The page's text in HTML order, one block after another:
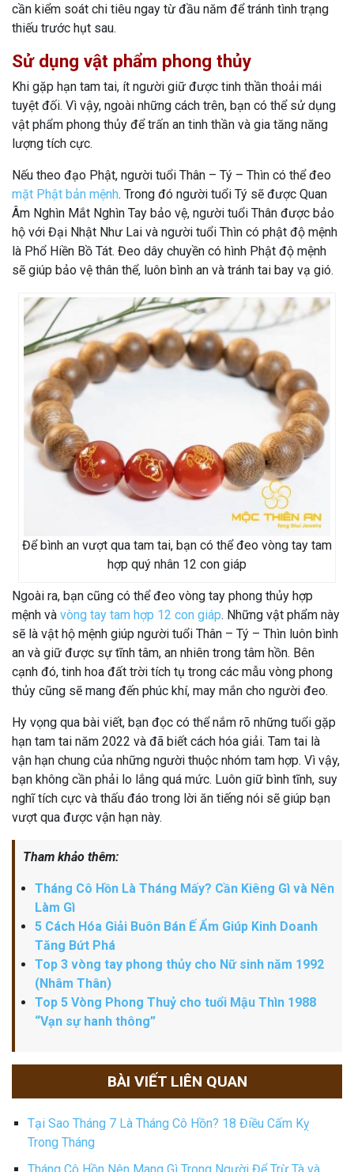
cần kiểm soát chi tiêu ngay từ đầu năm để tránh tình trạng
thiếu trước hụt sau.
Sử dụng vật phẩm phong thủy
Khi gặp hạn tam tai, ít người giữ được tinh thần thoải mái
tuyệt đối. Vì vậy, ngoài những cách trên, bạn có thể sử dụng
vật phẩm phong thủy để trấn an tinh thần và gia tăng năng
lượng tích cực.
Nếu theo đạo Phật, người tuổi Thân – Tý – Thìn có thể đeo
mặt Phật bản mệnh. Trong đó người tuổi Tý sẽ được Quan
Âm Nghìn Mắt Nghìn Tay bảo vệ, người tuổi Thân được bảo
hộ với Đại Nhật Như Lai và người tuổi Thìn có phật độ mệnh
là Phổ Hiền Bồ Tát. Đeo dây chuyền có hình Phật độ mệnh
sẽ giúp bảo vệ thân thể, luôn bình an và tránh tai bay vạ gió.
Để bình an vượt qua tam tai, bạn có thể đeo vòng tay tam
hợp quý nhân 12 con giáp
Ngoài ra, bạn cũng có thể đeo vòng tay phong thủy hợp
mệnh và vòng tay tam hợp 12 con giáp. Những vật phẩm này
sẽ là vật hộ mệnh giúp người tuổi Thân – Tý – Thìn luôn bình
an và giữ được sự tĩnh tâm, an nhiên trong tâm hồn. Bên
cạnh đó, tinh hoa đất trời tích tụ trong các mẫu vòng phong
thủy cũng sẽ mang đến phúc khí, may mắn cho người đeo.
Hy vọng qua bài viết, bạn đọc có thể nắm rõ những tuổi gặp
hạn tam tai năm 2022 và đã biết cách hóa giải. Tam tai là
vận hạn chung của những người thuộc nhóm tam hợp. Vì vậy,
bạn không cần phải lo lắng quá mức. Luôn giữ bình tĩnh, suy
nghĩ tích cực và thấu đáo trong lời ăn tiếng nói sẽ giúp bạn
vượt qua được vận hạn này.
Tham khảo thêm:
Tháng Cô Hồn Là Tháng Mấy? Cần Kiêng Gì và Nên
Làm Gì
5 Cách Hóa Giải Buôn Bán Ế Ẩm Giúp Kinh Doanh
Tăng Bứt Phá
Top 3 vòng tay phong thủy cho Nữ sinh năm 1992
(Nhâm Thân)
Top 5 Vòng Phong Thuỷ cho tuổi Mậu Thìn 1988
“Vạn sự hanh thông”
BÀI VIẾT LIÊN QUAN
Tại Sao Tháng 7 Là Tháng Cô Hồn? 18 Điều Cấm Kỵ
Trong Tháng
Tháng Cô Hồn Nên Mang Gì Trong Người Để Trừ Tà và